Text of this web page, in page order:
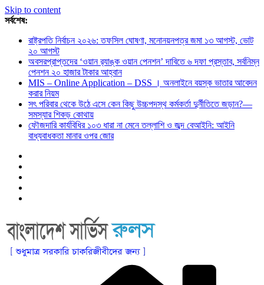
Skip to content
সর্বশেষ:
রাষ্ট্রপতি নির্বাচন ২০২৬: তফসিল ঘোষণা, মনোনয়নপত্র জমা ১৩ আগস্ট, ভোট
২০ আগস্ট
অবসরপ্রাপ্তদের ‘ওয়ান র‌্যাঙ্ক ওয়ান পেনশন’ দাবিতে ৬ দফা প্রস্তাব, সর্বনিম্ন
পেনশন ২০ হাজার টাকার আহ্বান
MIS – Online Application – DSS । অনলাইনে বয়স্ক ভাতার আবেদন
করার নিয়ম
সৎ পরিবার থেকে উঠে এসে কেন কিছু উচ্চপদস্থ কর্মকর্তা দুর্নীতিতে জড়ান?—
সমস্যার শিকড় কোথায়
ফৌজদারি কার্যবিধির ১০৩ ধারা না মেনে তল্লাশি ও জব্দ বেআইনি: আইনি
বাধ্যবাধকতা মানার ওপর জোর